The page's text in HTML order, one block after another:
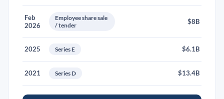
Feb
2026
Employee share sale
/ tender
$8B
2025 Series E $6.1B
2021 Series D $13.4B